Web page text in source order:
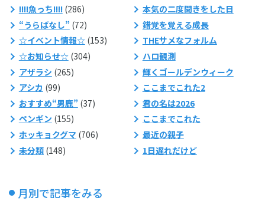
!!!!魚っち!!!!(286)
“うらばなし”(72)
☆イベント情報☆(153)
☆お知らせ☆(304)
アザラシ (265)
アシカ (99)
おすすめ“男鹿”(37)
ペンギン (155)
ホッキョクグマ (706)
未分類(148)
本気の二度聞きをした日
錯覚を覚える成長
THEサメなフォルム
ハロ観測
輝くゴールデンウィーク
ここまでこれた2
君の名は2026
ここまでこれた
最近の親子
1日遅れだけど
月別で記事をみる